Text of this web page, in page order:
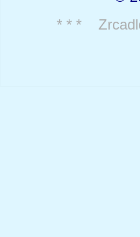
* * *